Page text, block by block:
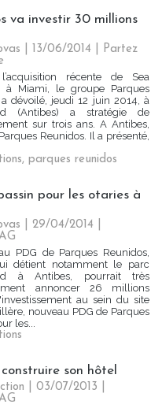
va investir 30 millions
| 13/06/2014
Partez
récente de Sea
à Miami, le groupe Parques
dévoilé, jeudi 12 juin 2014, à
(Antibes) a stratégie de
sur trois ans. A Antibes,
Reunidos. Il a présenté,
, parques reunidos
pour les otaries à
| 29/04/2014
PDG de Parques Reunidos,
détient notamment le parc
à Antibes, pourrait très
annoncer 26 millions
au sein du site
nouveau PDG de Parques
les...
son hôtel
| 03/07/2013